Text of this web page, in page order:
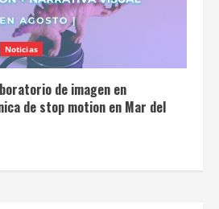
Noticias
de imagen en
de stop motion en Mar del